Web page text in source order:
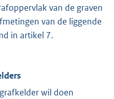
van de graven
van de liggende
in artikel 7.
wil doen